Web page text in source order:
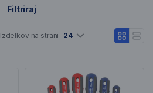
Filtriraj
Izdelkov na strani 24